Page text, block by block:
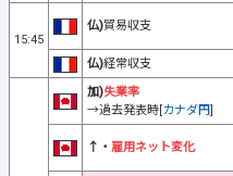
15:45
仏)貿易収支
仏)経常収支
加)失業率
→過去発表時[カナダ円]
↑・ 雇用ネット変化